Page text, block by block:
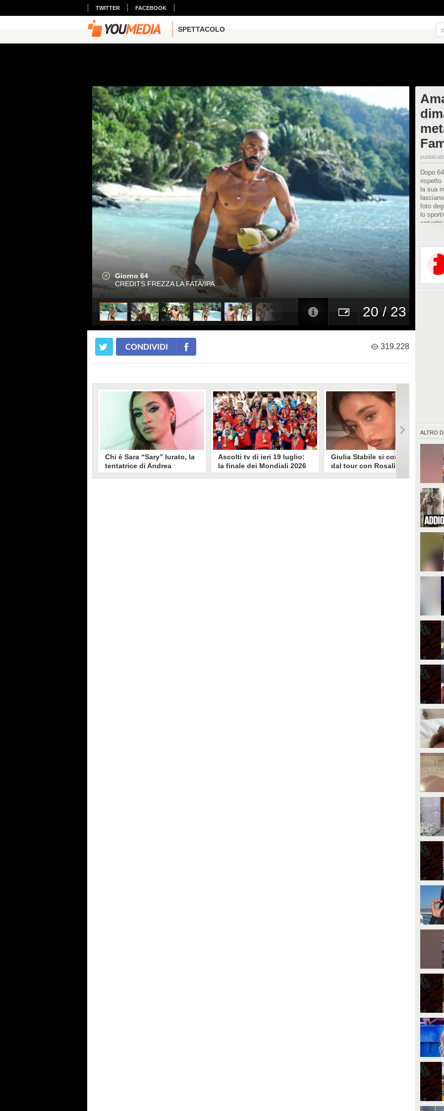
TWITTER FACEBOOK
SPETTACOLO
Giorno 64
CREDITS FREZZA LA FATA/IPA
20 / 23
Dopo
rispetto
la sua
foto
lo
arrivato
Il suo
ALTRO DI
CONDIVIDI 319.228
Chi è Sara “Sary” Iurato, la
tentatrice di Andrea
Petraroli a Temptation
Ascolti tv di ieri 19 luglio:
la finale dei Mondiali 2026
Spagna-Argentina
Giulia Stabile si confessa
dal tour con Rosalia: "Non
sono stata bene, costretta
ballo di Rosalia, Giulia Stabile si è
lasciata andare a una confessione